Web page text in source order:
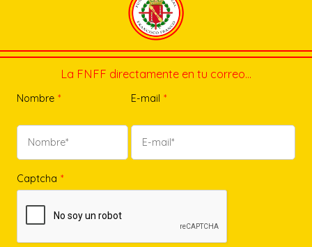
La FNFF directamente en tu correo…
Nombre * E-mail *
Captcha *